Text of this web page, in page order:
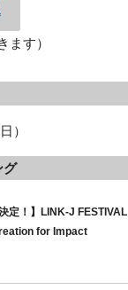
ます）
）
グ
定！】LINK-J FESTIVAL
for Impact